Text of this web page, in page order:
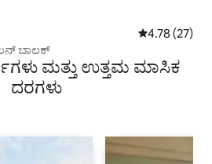
5 ರಲ್ಲಿ 4.78
4.78 (27)
ಬಾಲಕ್
ಮತ್ತು ಉತ್ತಮ ಮಾಸಿಕ
ದರಗಳು